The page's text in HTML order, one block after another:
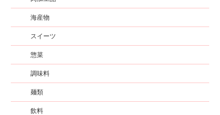
海産物
スイーツ
惣菜
調味料
麺類
飲料